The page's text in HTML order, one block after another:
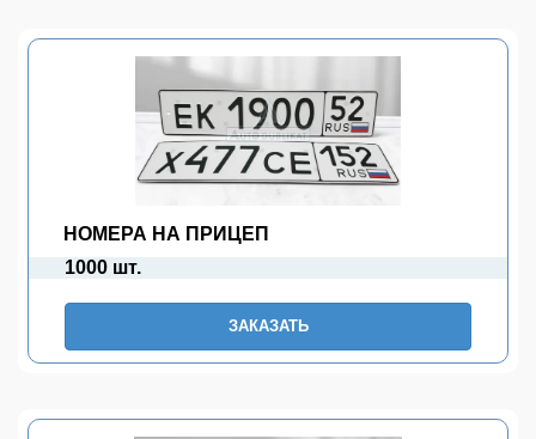
НОМЕРА НА ПРИЦЕП
1000 шт.
ЗАКАЗАТЬ